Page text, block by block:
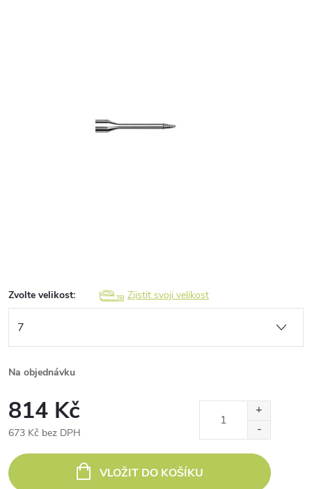
Zvolte velikost: Zjistit svoji velikost
Na objednávku
814 Kč
673 Kč bez DPH
cena:
VLOŽIT DO KOŠÍKU